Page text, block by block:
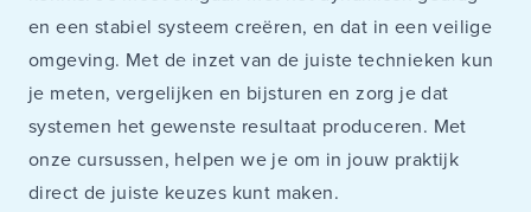
en een stabiel systeem creëren, en dat in een veilige
omgeving. Met de inzet van de juiste technieken kun
je meten, vergelijken en bijsturen en zorg je dat
systemen het gewenste resultaat produceren. Met
onze cursussen, helpen we je om in jouw praktijk
direct de juiste keuzes kunt maken.